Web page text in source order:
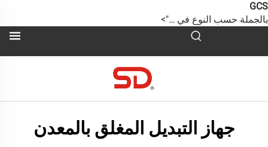
حسب النوع في …">
جهاز التبديل المغلق بالمعدن